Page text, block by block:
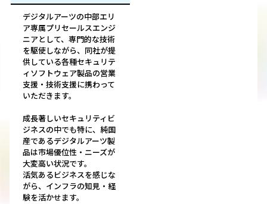
デジタルアーツの中部エリ
ア専属プリセールスエンジ
ニアとして、専門的な技術
を駆使しながら、同社が提
供している各種セキュリテ
ィソフトウェア製品の営業
支援・技術支援に携わって
いただきます。
成長著しいセキュリティビ
ジネスの中でも特に、純国
産であるデジタルアーツ製
品は市場優位性・ニーズが
大変高い状況です。
活気あるビジネスを感じな
がら、インフラの知見・経
験を活かせます。